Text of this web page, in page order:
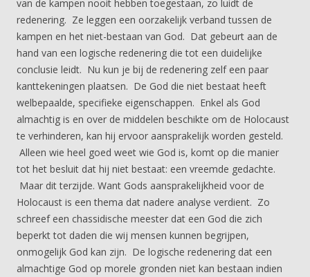
van de kampen nooit hebben toegestaan, zo luidt de
redenering. Ze leggen een oorzakelijk verband tussen de
kampen en het niet-bestaan van God. Dat gebeurt aan de
hand van een logische redenering die tot een duidelijke
conclusie leidt. Nu kun je bij de redenering zelf een paar
kanttekeningen plaatsen. De God die niet bestaat heeft
welbepaalde, specifieke eigenschappen. Enkel als God
almachtig is en over de middelen beschikte om de Holocaust
te verhinderen, kan hij ervoor aansprakelijk worden gesteld.
Alleen wie heel goed weet wie God is, komt op die manier
tot het besluit dat hij niet bestaat: een vreemde gedachte.
Maar dit terzijde. Want Gods aansprakelijkheid voor de
Holocaust is een thema dat nadere analyse verdient. Zo
schreef een chassidische meester dat een God die zich
beperkt tot daden die wij mensen kunnen begrijpen,
onmogelijk God kan zijn. De logische redenering dat een
almachtige God op morele gronden niet kan bestaan indien